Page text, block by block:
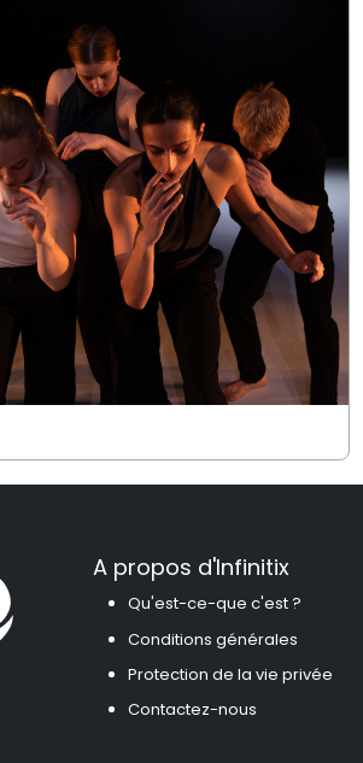
A propos d'Infinitix
Qu'est-ce-que c'est ?
Conditions générales
Protection de la vie privée
Contactez-nous